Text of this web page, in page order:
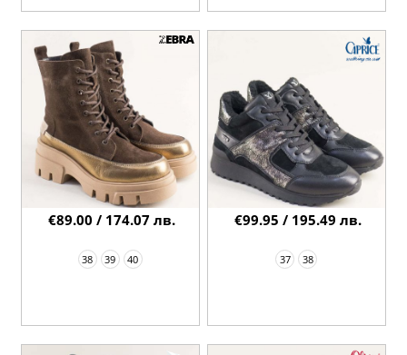
38 39 40
€89.00 / 174.07 лв.
37 38
€99.95 / 195.49 лв.